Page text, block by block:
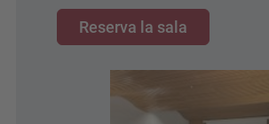
Reserva la sala